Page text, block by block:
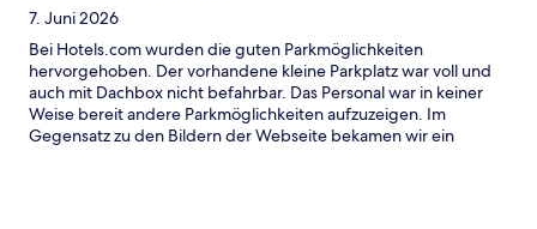
7. Juni 2026
Bei Hotels.com wurden die guten Parkmöglichkeiten
hervorgehoben. Der vorhandene kleine Parkplatz war voll und
auch mit Dachbox nicht befahrbar. Das Personal war in keiner
Weise bereit andere Parkmöglichkeiten aufzuzeigen. Im
Gegensatz zu den Bildern der Webseite bekamen wir ein